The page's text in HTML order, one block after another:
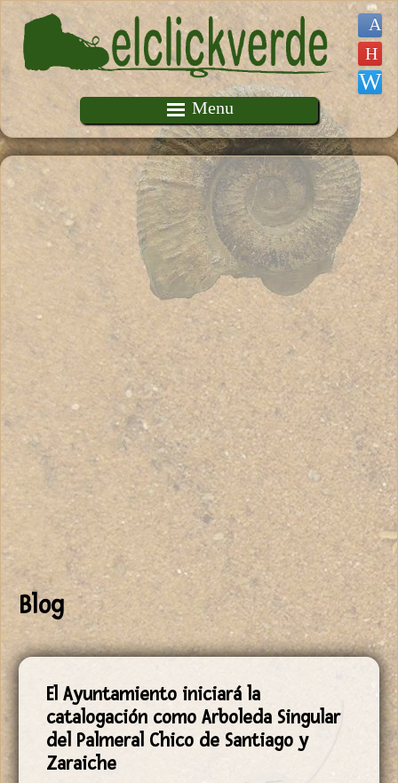
Pasar al contenido principal
Menu
Blog
El Ayuntamiento iniciará la
catalogación como Arboleda Singular
del Palmeral Chico de Santiago y
Zaraiche